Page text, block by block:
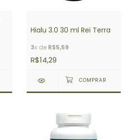
Hialu 3.0 30 ml Rei Terra
3x de R$5,59
R$14,29